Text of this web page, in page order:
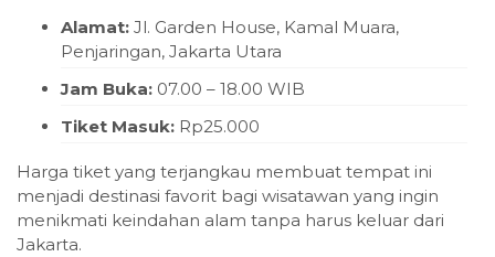
Alamat: Jl. Garden House, Kamal Muara,
Penjaringan, Jakarta Utara
Jam Buka: 07.00 – 18.00 WIB
Tiket Masuk: Rp25.000
Harga tiket yang terjangkau membuat tempat ini
menjadi destinasi favorit bagi wisatawan yang ingin
menikmati keindahan alam tanpa harus keluar dari
Jakarta.